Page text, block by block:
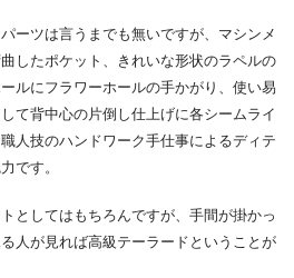
ーツは言うまでも無いですが、マシンメ
したポケット、きれいな形状のラペルの
ルにフラワーホールの手かがり、使い易
て背中心の片倒し仕上げに各シームライ
人技のハンドワーク手仕事によるディテ
です。
としてはもちろんですが、手間が掛かっ
人が見れば高級テーラードということが